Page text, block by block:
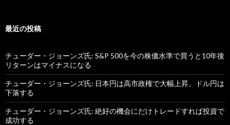
最近の投稿
チューダー・ジョーンズ氏: S&P 500を今の株価水準で買うと10年後
リターンはマイナスになる
チューダー・ジョーンズ氏: 日本円は高市政権で大幅上昇、ドル円は
下落する
チューダー・ジョーンズ氏: 絶好の機会にだけトレードすれば投資で
成功する